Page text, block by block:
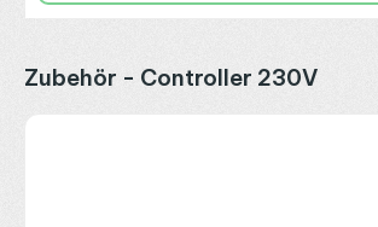
Produktgalerie überspringen
Zubehör - Controller 230V